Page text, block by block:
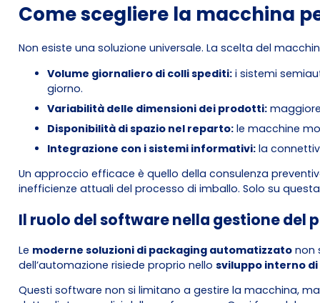
Come scegliere la macchina
Non esiste una soluzione universale. La scelta del
Volume giornaliero di colli spediti:i sistemi
giorno.
Variabilità delle dimensioni dei prodotti:
Disponibilità di spazio nel reparto:le macchine
Integrazione con i sistemi informativi:la
Un approccio efficace è quello della consulenza
inefficienze attuali del processo di imballo. Solo su
Il ruolo del software nella gestione del
Le moderne soluzioni di packaging automatizzatonon
dell’automazione risiede proprio nello sviluppo interno
Questi software non si limitano a gestire la macchina,